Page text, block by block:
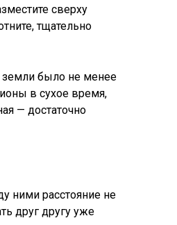
сверху
тщательно
земли было не менее
в сухое время,
— достаточно
ними расстояние не
друг другу уже